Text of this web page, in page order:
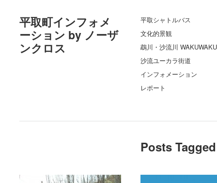
平取町インフォメ
ーション by ノーザ
ンクロス
平取シャトルバス
文化的景観
鵡川・沙流川 WAKUWAKU
沙流ユーカラ街道
インフォメーション
レポート
Posts